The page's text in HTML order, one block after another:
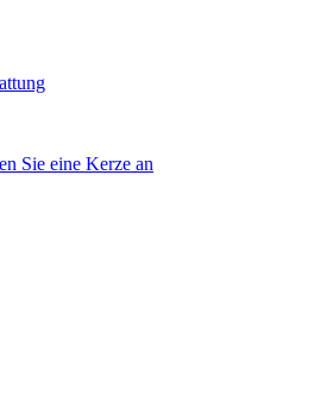
Sie eine Kerze an